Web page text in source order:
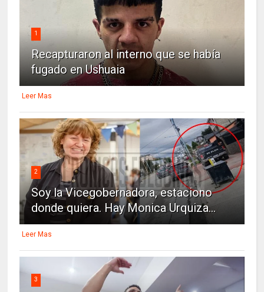
1
Recapturaron al interno que se había
fugado en Ushuaia
Leer Mas
2
Soy la Vicegobernadora, estaciono
donde quiera. Hay Monica Urquiza...
Leer Mas
3